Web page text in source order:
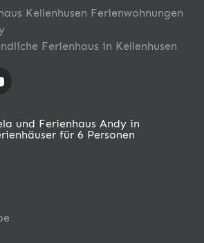
Kellenhusen Ferienwohnungen
Ferienhaus in Kellenhusen
und Ferienhaus Andy in
für 6 Personen